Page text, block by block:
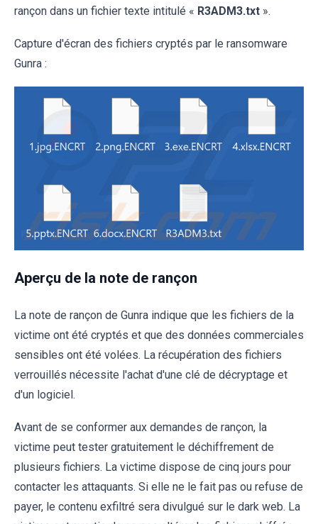
rançon dans un fichier texte intitulé « R3ADM3.txt ».
Capture d'écran des fichiers cryptés par le ransomware
Gunra :
Aperçu de la note de rançon
La note de rançon de Gunra indique que les fichiers de la
victime ont été cryptés et que des données commerciales
sensibles ont été volées. La récupération des fichiers
verrouillés nécessite l'achat d'une clé de décryptage et
d'un logiciel.
Avant de se conformer aux demandes de rançon, la
victime peut tester gratuitement le déchiffrement de
plusieurs fichiers. La victime dispose de cinq jours pour
contacter les attaquants. Si elle ne le fait pas ou refuse de
payer, le contenu exfiltré sera divulgué sur le dark web. La